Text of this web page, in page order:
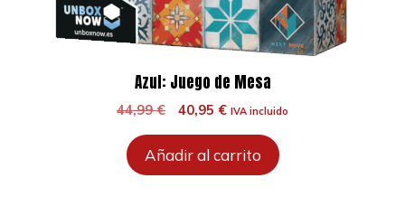
Azul: Juego de Mesa
44,99€
El
original
era:
40,95 €El
actual
es:
IVA incluido
Añadir al carrito